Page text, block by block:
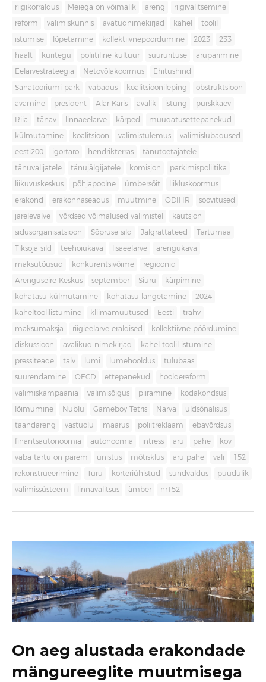
riigikorraldus Meiega on võimalik areng riigivalitsemine
reform valimiskünnis avatudnimekirjad kahel toolil
istumise lõpetamine kollektiivnepöördumine 2023 233
häält kuritegu poliitiline kultuur suurürituse arupärimine
Eelarvestrateegia Netovõlakoormus Ehitushind
Sanatooriumi park vabadus koalitsioonileping obstruktsioon
avamine president Alar Karis avalik istung purskkaev
Riia tänav linnaeelarve kärped muudatusettepanekud
külmutamine koalitsioon valimistulemus valimislubadused
eesti200 igortaro hendrikterras tänutoetajatele
tänuvalijatele tänujälgijatele komisjon parkimispoliitika
liikuvuskeskus põhjapoolne ümbersõit liikluskoormus
erakond erakonnaseadus muutmine ODIHR soovitused
järelevalve võrdsed võimalused valimistel kautsjon
sidusorganisatsioon Sõpruse sild Jalgrattateed Tartumaa
Tiksoja sild teehoiukava lisaeelarve arengukava
maksutõusud konkurentsivõime regioonid
Arenguseire Keskus september Siuru kärpimine
kohatasu külmutamine kohatasu langetamine 2024
kaheltoolilistumine kliimamuutused Eesti trahv
maksumaksja riigieelarve eraldised kollektiivne pöördumine
diskussioon avalikud nimekirjad kahel toolil istumine
pressiteade talv lumi lumehooldus tulubaas
suurendamine OECD ettepanekud hooldereform
valimiskampaania valimisõigus piiramine kodakondsus
lõimumine Nublu Gameboy Tetris Narva üldsõnalisus
taandareng vastuolu määrus poliitreklaam ebavõrdsus
finantsautonoomia autonoomia intress aru pähe kov
vaba tartu on parem unistus mõtisklus aru pähe vali 152
rekonstrueerimine Turu korteriühistud sundvaldus puudulik
valimissüsteem linnavalitsus ämber nr152
On aeg alustada erakondade
mängureeglite muutmisega